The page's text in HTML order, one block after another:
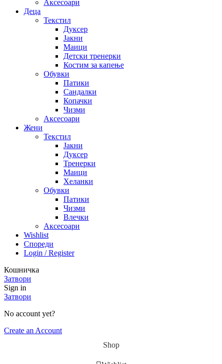
Аксесоари
Деца
Текстил
Дуксер
Јакни
Маици
Детски тренерки
Костим за капење
Обувки
Патики
Сандалки
Копачки
Чизми
Аксесоари
Жени
Текстил
Јакни
Дуксер
Тренерки
Маици
Хеланки
Обувки
Патики
Чизми
Влечки
Аксесоари
Wishlist
Спореди
Login / Register
Кошничка
Затвори
Sign in
Затвори
No account yet?
Create an Account
Shop